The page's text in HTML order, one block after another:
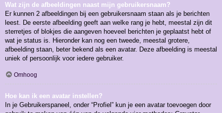
Wat zijn de afbeeldingen naast mijn gebruikersnaam?
Er kunnen 2 afbeeldingen bij een gebruikersnaam staan als je berichten
leest. De eerste afbeelding geeft aan welke rang je hebt, meestal zijn dit
sterretjes of blokjes die aangeven hoeveel berichten je geplaatst hebt of
wat je status is. Hieronder kan nog een tweede, meestal grotere,
afbeelding staan, beter bekend als een avatar. Deze afbeelding is meestal
uniek of persoonlijk voor iedere gebruiker.
Omhoog
Hoe kan ik een avatar instellen?
In je Gebruikerspaneel, onder “Profiel” kun je een avatar toevoegen door